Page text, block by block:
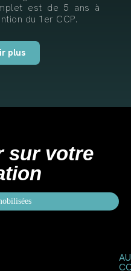
est de 5 ans à
du 1er CCP.
plus
sur votre
AU